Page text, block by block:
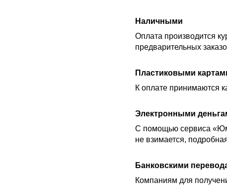
Наличными
Оплата производится
предварительных
Пластиковыми
К оплате принимаются
Электронными
С помощью сервиса
не взимается,
Банковскими
Компаниям для